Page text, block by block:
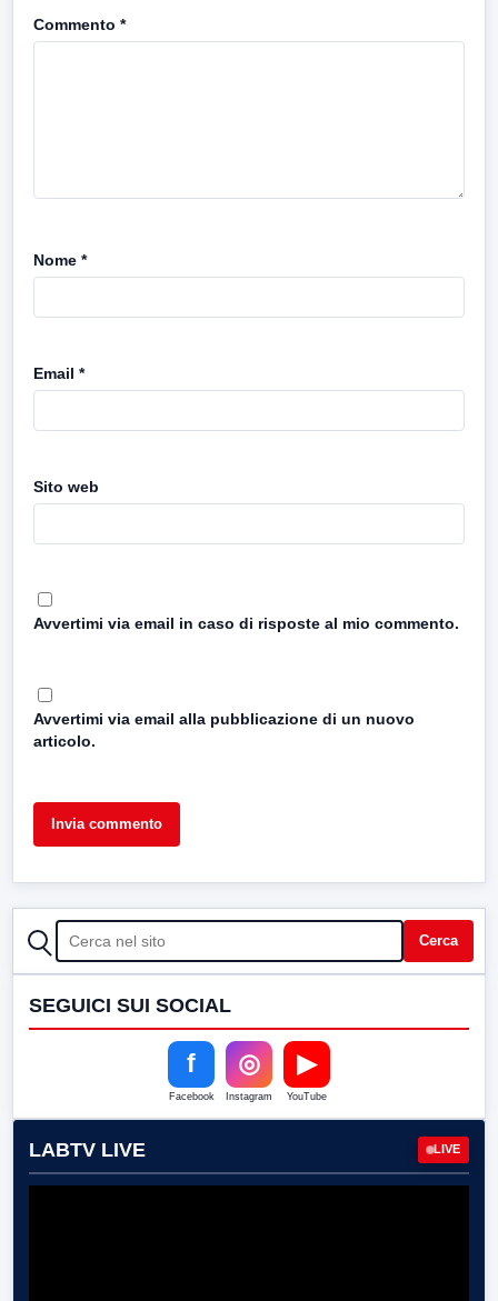
Commento *
Nome *
Email *
Sito web
Avvertimi via email in caso di risposte al mio commento.
Avvertimi via email alla pubblicazione di un nuovo
articolo.
CERCA Cerca
SEGUICI SUI SOCIAL
f
Facebook
◎
Instagram
▶
YouTube
LABTV LIVE LIVE